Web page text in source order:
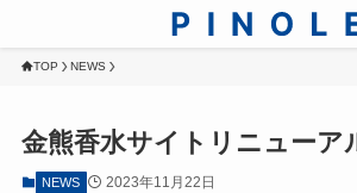
TOP NEWS
金熊香水サイトリニューア
NEWS 2023年11月22日